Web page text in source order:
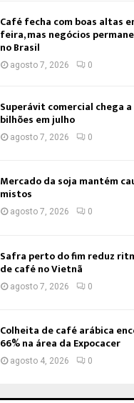
Café fecha com boas altas
feira, mas negócios
no Brasil
agosto 7, 2026 0
Superávit comercial chega a
bilhões em julho
agosto 7, 2026 0
Mercado da soja mantém
mistos
agosto 7, 2026 0
Safra perto do fim reduz
de café no Vietnã
agosto 7, 2026 0
Colheita de café arábica
66% na área da Expocacer
agosto 4, 2026 0